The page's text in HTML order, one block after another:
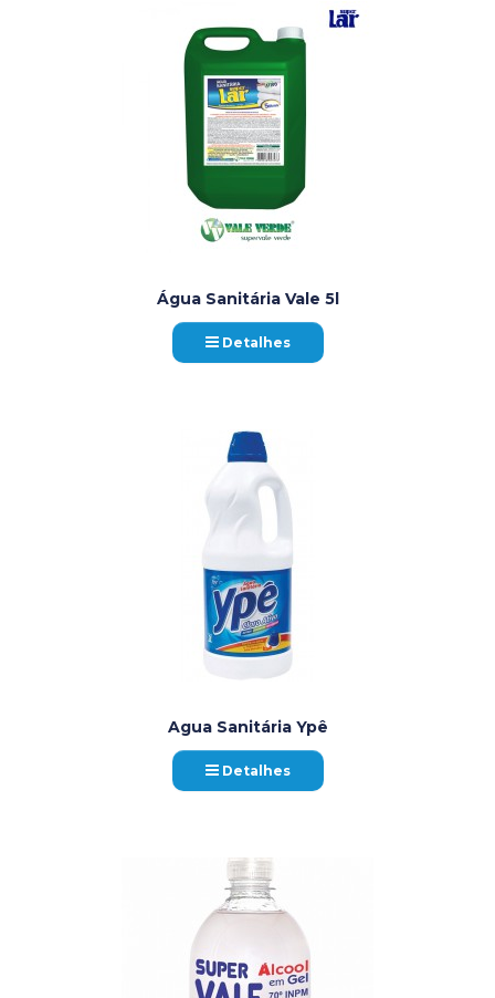
Água Sanitária Vale 5l
Detalhes
Agua Sanitária Ypê
Detalhes